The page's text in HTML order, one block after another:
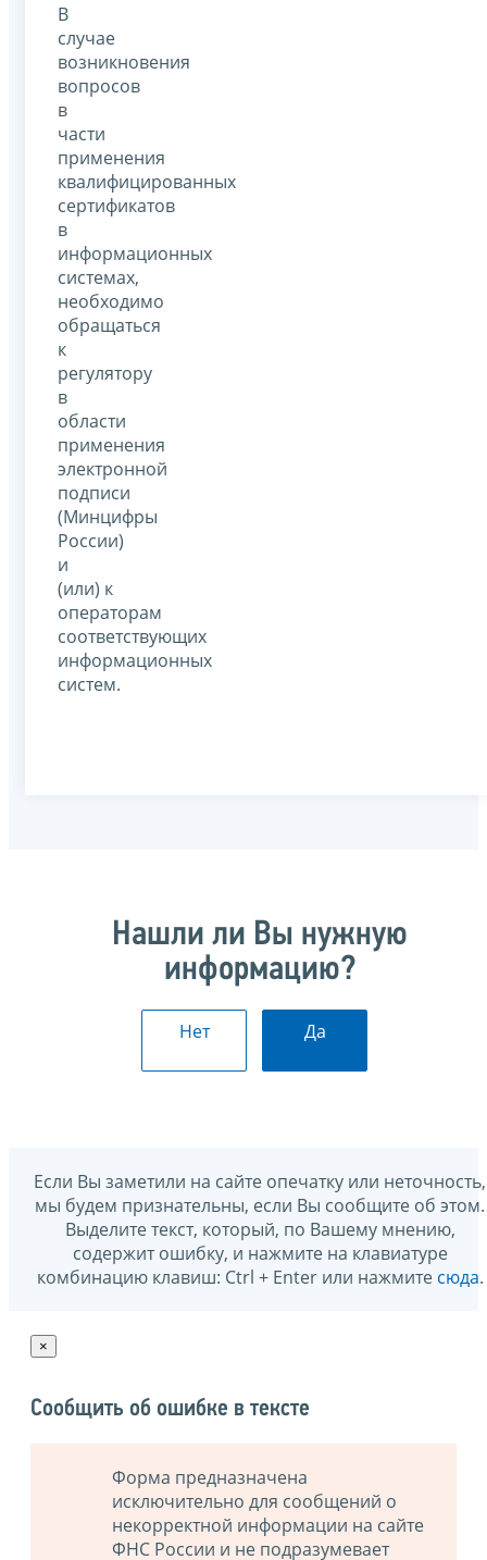
В
случае
возникновения
вопросов
в
части
применения
квалифицированных
сертификатов
в
информационных
системах,
необходимо
обращаться
к
регулятору
в
области
применения
электронной
подписи
(Минцифры
России)
и
(или) к
операторам
соответствующих
информационных
систем.
Нашли ли Вы нужную
информацию?
Нет Да
Если Вы заметили на сайте опечатку или неточность,
мы будем признательны, если Вы сообщите об этом.
Выделите текст, который, по Вашему мнению,
содержит ошибку, и нажмите на клавиатуре
комбинацию клавиш: Ctrl + Enter или нажмите сюда.
×
Сообщить об ошибке в тексте
Форма предназначена
исключительно для сообщений о
некорректной информации на сайте
ФНС России и не подразумевает